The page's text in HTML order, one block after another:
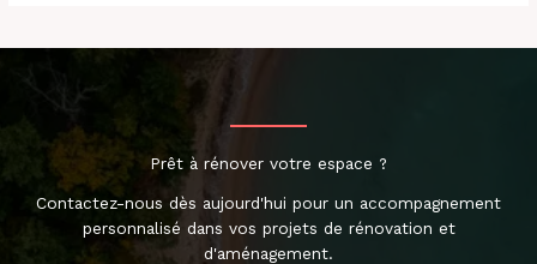
Prêt à rénover votre espace ?
Contactez-nous dès aujourd'hui pour un accompagnement
personnalisé dans vos projets de rénovation et
d'aménagement.